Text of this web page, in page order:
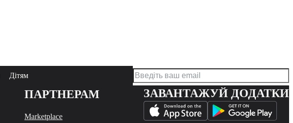
Дітям
ПАРТНЕРАМ
Marketplace
ЗАВАНТАЖУЙ ДОДАТКИ